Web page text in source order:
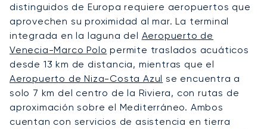
distinguidos de Europa requiere aeropuertos que
aprovechen su proximidad al mar. La terminal
integrada en la laguna del Aeropuerto de
Venecia-Marco Polo permite traslados acuáticos
desde 13 km de distancia, mientras que el
Aeropuerto de Niza-Costa Azul se encuentra a
solo 7 km del centro de la Riviera, con rutas de
aproximación sobre el Mediterráneo. Ambos
cuentan con servicios de asistencia en tierra